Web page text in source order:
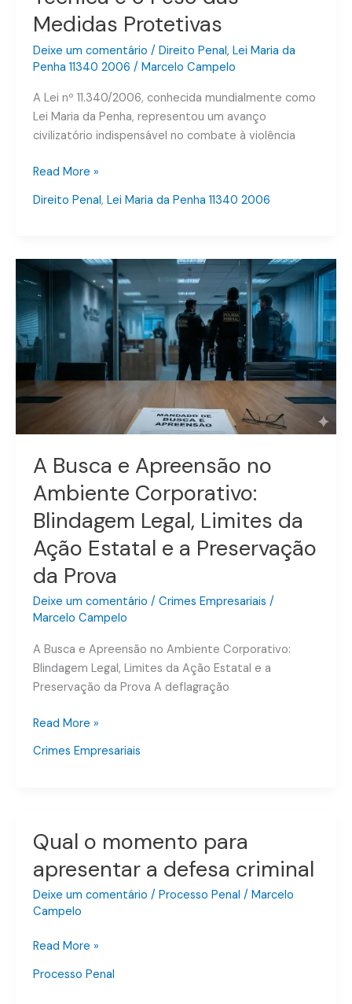
Medidas Protetivas
Deixe um comentário / Direito Penal, Lei Maria da
Penha 11340 2006 / Marcelo Campelo
A Lei nº 11.340/2006, conhecida mundialmente como
Lei Maria da Penha, representou um avanço
civilizatório indispensável no combate à violência
da
Penha:
Defesa
e
o
Peso
Protetivas
Read More »
Direito Penal, Lei Maria da Penha 11340 2006
A Busca e Apreensão no
Ambiente Corporativo:
Blindagem Legal, Limites da
Ação Estatal e a Preservação
da Prova
Deixe um comentário / Crimes Empresariais /
Marcelo Campelo
A Busca e Apreensão no Ambiente Corporativo:
Blindagem Legal, Limites da Ação Estatal e a
Preservação da Prova A deflagração
A
Busca
e
Apreensão
no
Ambiente
Corporativo:
Blindagem
Limites
da
Ação
Estatal
e
a
Preservação
da
Read More »
Crimes Empresariais
Qual o momento para
apresentar a defesa criminal
Deixe um comentário / Processo Penal / Marcelo
Campelo
Qual
momento
para
apresentar
defesa
criminal
Read More »
Processo Penal